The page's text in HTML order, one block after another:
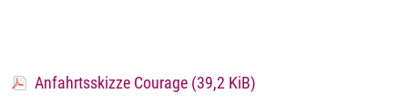
Anfahrtsskizze Courage (39,2 KiB)